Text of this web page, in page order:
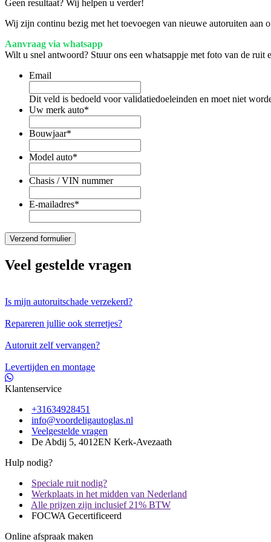
Geen resultaat? Wij helpen u verder!
Wij zijn continu bezig met het toevoegen van nieuwe autoruiten aan
Aanvraag via whatsapp
Wilt u snel antwoord? Stuur ons een whatsappje met foto van de ruit
Email
Dit veld is bedoeld voor validatiedoeleinden en moet niet
Uw merk auto*
Bouwjaar*
Model auto*
Chasis / VIN nummer
E-mailadres*
Veel gestelde vragen
Is mijn autoruitschade verzekerd?
Repareren jullie ook sterretjes?
Autoruit zelf vervangen?
Levertijden en montage
Klantenservice
+31634928451
info@voordeligautoglas.nl
Veelgestelde vragen
De Abdij 5, 4012EN Kerk-Avezaath
Hulp nodig?
Speciale ruit nodig?
Werkplaats in het midden van Nederland
Alle prijzen zijn inclusief 21% BTW
FOCWA Gecertificeerd
Online afspraak maken